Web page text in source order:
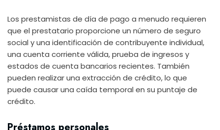
Los prestamistas de día de pago a menudo requieren
que el prestatario proporcione un número de seguro
social y una identificación de contribuyente individual,
una cuenta corriente válida, prueba de ingresos y
estados de cuenta bancarios recientes. También
pueden realizar una extracción de crédito, lo que
puede causar una caída temporal en su puntaje de
crédito.